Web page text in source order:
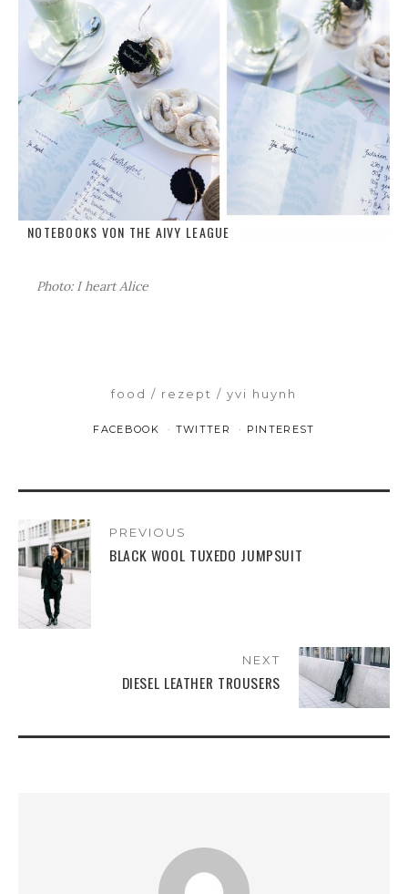
NOTEBOOKS VON THE AIVY LEAGUE
Photo: I heart Alice
food rezept yvi huynh
FACEBOOK TWITTER PINTEREST
PREVIOUS
BLACK WOOL TUXEDO JUMPSUIT
NEXT
DIESEL LEATHER TROUSERS